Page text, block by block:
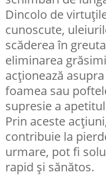
Dincolo de
cunoscute,
scăderea în
eliminarea
acționează
foamea sau
supresie a
Prin aceste
contribuie la
urmare, pot fi
rapid și sănătos.